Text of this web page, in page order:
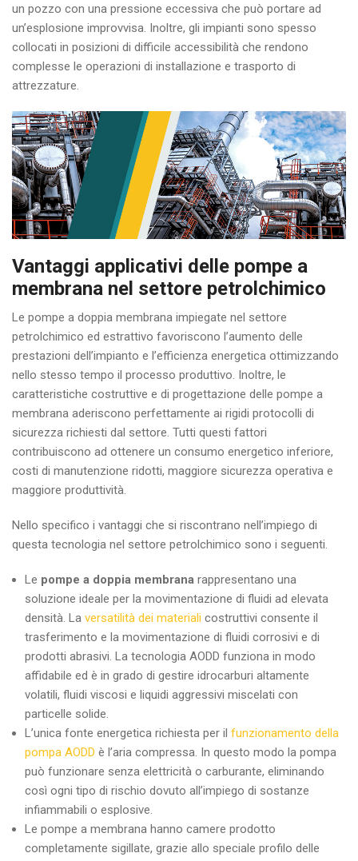
un pozzo con una pressione eccessiva che può portare ad
un’esplosione improvvisa. Inoltre, gli impianti sono spesso
collocati in posizioni di difficile accessibilità che rendono
complesse le operazioni di installazione e trasporto di
attrezzature.
Vantaggi applicativi delle pompe a
membrana nel settore petrolchimico
Le pompe a doppia membrana impiegate nel settore
petrolchimico ed estrattivo favoriscono l’aumento delle
prestazioni dell’impianto e l’efficienza energetica ottimizzando
nello stesso tempo il processo produttivo. Inoltre, le
caratteristiche costruttive e di progettazione delle pompe a
membrana aderiscono perfettamente ai rigidi protocolli di
sicurezza richiesti dal settore. Tutti questi fattori
contribuiscono ad ottenere un consumo energetico inferiore,
costi di manutenzione ridotti, maggiore sicurezza operativa e
maggiore produttività.
Nello specifico i vantaggi che si riscontrano nell’impiego di
questa tecnologia nel settore petrolchimico sono i seguenti.
Le pompe a doppia membrana rappresentano una
soluzione ideale per la movimentazione di fluidi ad elevata
densità. La versatilità dei materiali costruttivi consente il
trasferimento e la movimentazione di fluidi corrosivi e di
prodotti abrasivi. La tecnologia AODD funziona in modo
affidabile ed è in grado di gestire idrocarburi altamente
volatili, fluidi viscosi e liquidi aggressivi miscelati con
particelle solide.
L’unica fonte energetica richiesta per il funzionamento della
pompa AODD è l’aria compressa. In questo modo la pompa
può funzionare senza elettricità o carburante, eliminando
così ogni tipo di rischio dovuto all’impiego di sostanze
infiammabili o esplosive.
Le pompe a membrana hanno camere prodotto
completamente sigillate, grazie allo speciale profilo delle